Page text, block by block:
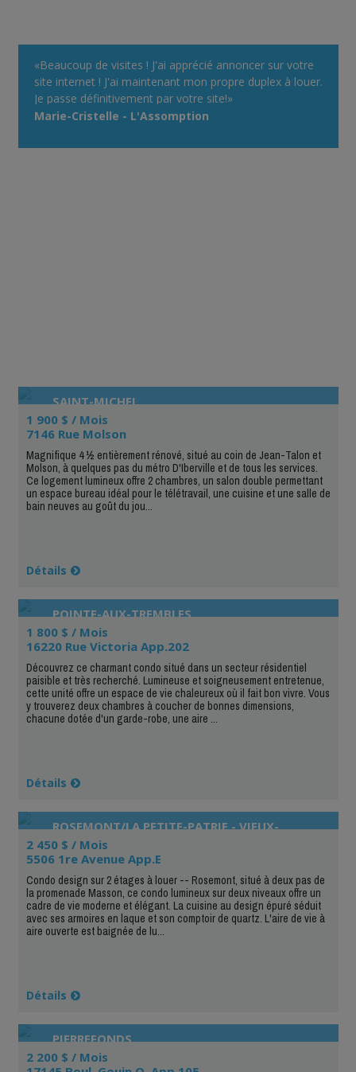
«Beaucoup de visites ! J'ai apprécié annoncer sur votre
site internet ! J'ai maintenant mon propre duplex à louer.
Je passe définitivement par votre site!»
Marie-Cristelle - L'Assomption
SAINT-MICHEL
1 900 $ / Mois
7146 Rue Molson
Magnifique 4 ½ entièrement rénové, situé au coin de Jean-Talon et
Molson, à quelques pas du métro D'Iberville et de tous les services.
Ce logement lumineux offre 2 chambres, un salon double permettant
un espace bureau idéal pour le télétravail, une cuisine et une salle de
bain neuves au goût du jou...
Détails
POINTE-AUX-TREMBLES
1 800 $ / Mois
16220 Rue Victoria App.202
Découvrez ce charmant condo situé dans un secteur résidentiel
paisible et très recherché. Lumineuse et soigneusement entretenue,
cette unité offre un espace de vie chaleureux où il fait bon vivre. Vous
y trouverez deux chambres à coucher de bonnes dimensions,
chacune dotée d'un garde-robe, une aire ...
Détails
ROSEMONT/LA PETITE-PATRIE - VIEUX-
ROSEMONT
2 450 $ / Mois
5506 1re Avenue App.E
Condo design sur 2 étages à louer -- Rosemont, situé à deux pas de
la promenade Masson, ce condo lumineux sur deux niveaux offre un
cadre de vie moderne et élégant. La cuisine au design épuré séduit
avec ses armoires en laque et son comptoir de quartz. L'aire de vie à
aire ouverte est baignée de lu...
Détails
PIERREFONDS
2 200 $ / Mois